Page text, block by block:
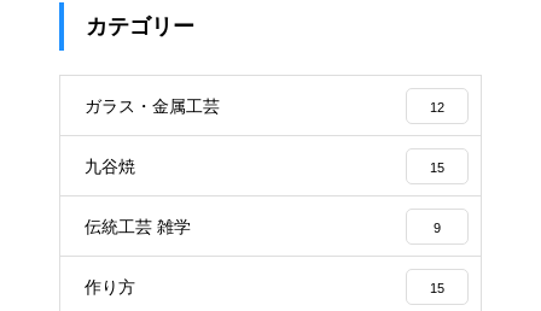
カテゴリー
ガラス・金属工芸 12
九谷焼 15
伝統工芸 雑学 9
作り方 15